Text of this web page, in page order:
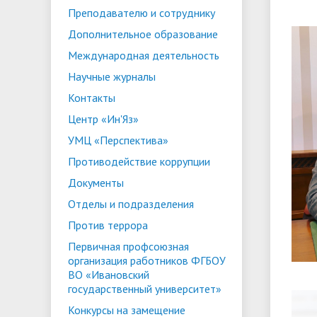
• Конкурсы на замещение
должностей
• Координационный центр ИвГУ
• Вход
• Олимпиада "Большие надежды
малых городов"
ориентации и содействия
трудоустройству выпускников
«Карьера»
• Платные образовательные услуги
• Стипендии и меры поддержки
обучающихся
• Абитуриенту
•
• Организация питания в
образовательной организации
Преподавателю и сотруднику
Дополнительное образование
Международная деятельность
Научные журналы
Контакты
Центр «Ин'Яз»
УМЦ «Перспектива»
Противодействие коррупции
Документы
Отделы и подразделения
Против террора
Первичная профсоюзная
организация работников ФГБОУ
ВО «Ивановский
государственный университет»
Конкурсы на замещение